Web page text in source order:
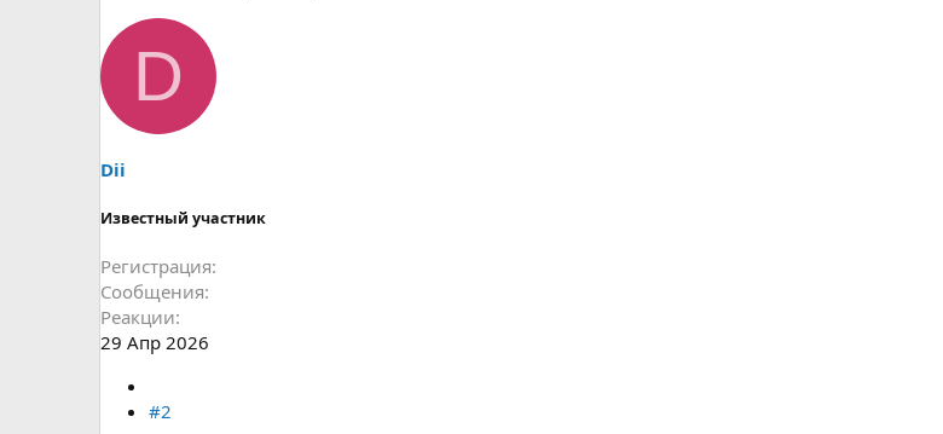
D
Dii
Известный участник
Регистрация
Сообщения
Реакции
29 Апр 2026
#2